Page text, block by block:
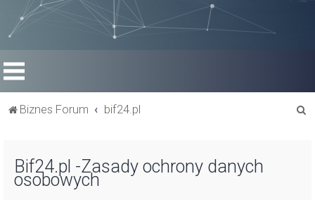
Biznes Forum bif24.pl
Bif24.pl -Zasady ochrony danych
osobowych